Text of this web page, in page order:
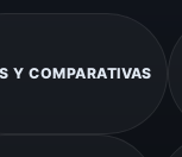
Y COMPARATIVAS